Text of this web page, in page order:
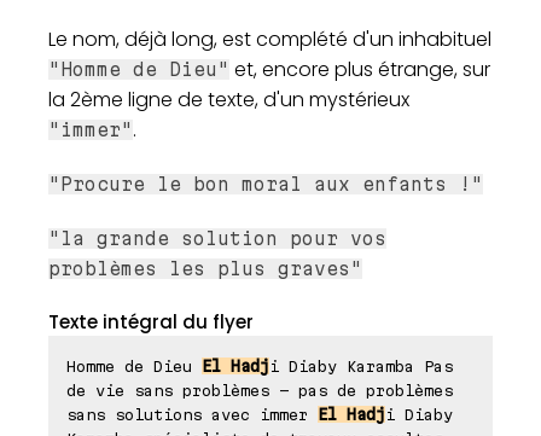
Le nom, déjà long, est complété d'un inhabituel
"Homme de Dieu" et, encore plus étrange, sur
la 2ème ligne de texte, d'un mystérieux
"immer" .
"Procure le bon moral aux enfants !"
"la grande solution pour vos
problèmes les plus graves"
Texte intégral du flyer
Homme de Dieu El Hadj i Diaby Karamba Pas
de vie sans problèmes - pas de problèmes
sans solutions avec immer
El Hadj i Diaby